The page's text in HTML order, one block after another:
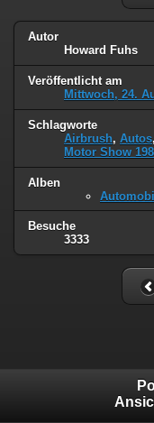
Autor
Howard Fuhs
Veröffentlicht am
Mittwoch, 24.
Schlagworte
Airbrush, Autos,
Motor Show
Alben
Besuche
3333